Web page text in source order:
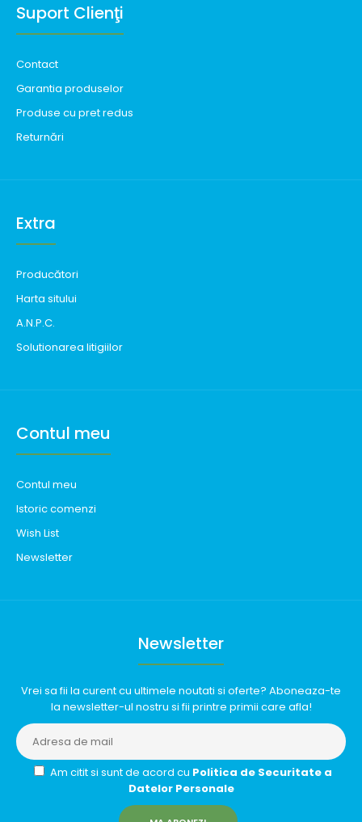
Suport Clienţi
Contact
Garantia produselor
Produse cu pret redus
Returnări
Extra
Producători
Harta sitului
A.N.P.C.
Solutionarea litigiilor
Contul meu
Contul meu
Istoric comenzi
Wish List
Newsletter
Newsletter
Vrei sa fii la curent cu ultimele noutati si oferte? Aboneaza-te
la newsletter-ul nostru si fii printre primii care afla!
Am citit si sunt de acord cu Politica de Securitate a
Datelor Personale